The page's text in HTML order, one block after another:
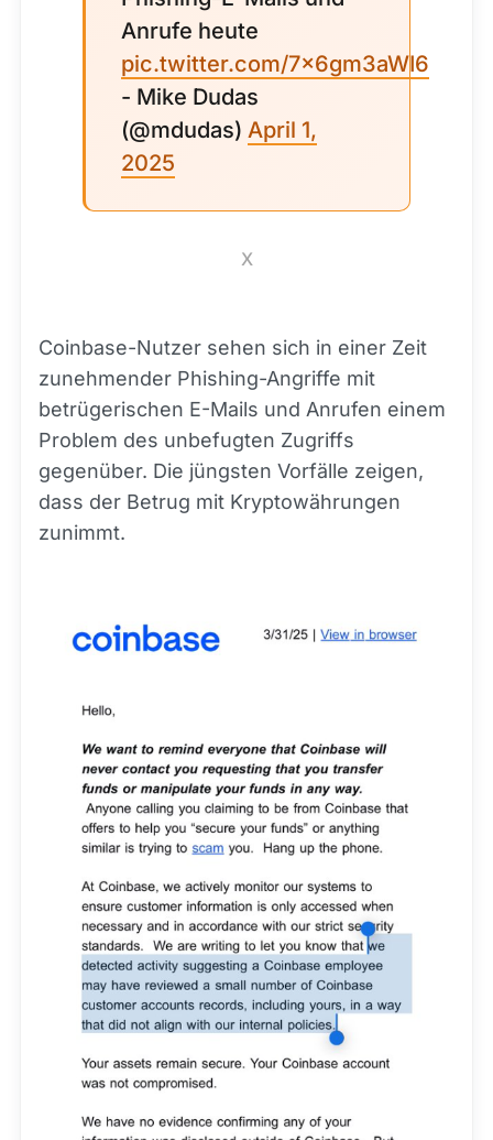
Anrufe heute
pic.twitter.com/7x6gm3aWI6
- Mike Dudas
(@mdudas) April 1,
2025
X
Coinbase-Nutzer sehen sich in einer Zeit
zunehmender Phishing-Angriffe mit
betrügerischen E-Mails und Anrufen einem
Problem des unbefugten Zugriffs
gegenüber. Die jüngsten Vorfälle zeigen,
dass der Betrug mit Kryptowährungen
zunimmt.